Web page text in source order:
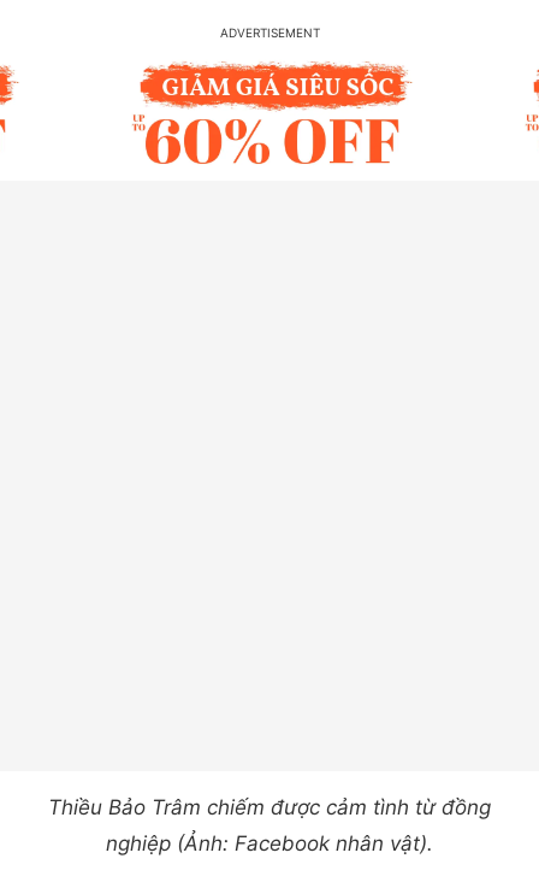
Thiều Bảo Trâm chiếm được cảm tình từ đồng
nghiệp (Ảnh: Facebook nhân vật).